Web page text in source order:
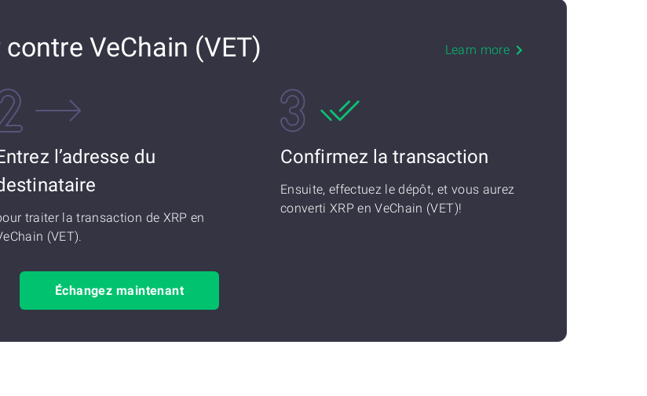
VeChain (VET) Learn more
l’adresse du
traiter la transaction de XRP en
(VET).
Confirmez la transaction
Ensuite, effectuez le dépôt, et vous aurez
converti XRP en VeChain (VET)!
Échangez maintenant